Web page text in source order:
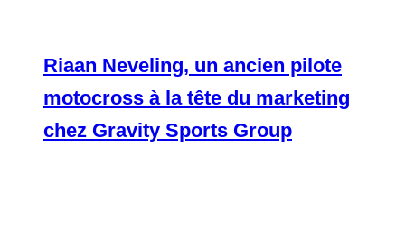
Riaan Neveling, un ancien pilote
motocross à la tête du marketing
chez Gravity Sports Group